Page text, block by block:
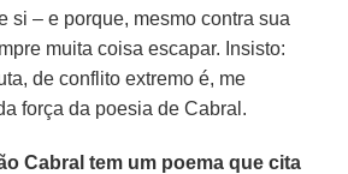
si – e porque, mesmo contra sua
muita coisa escapar. Insisto:
de conflito extremo é, me
força da poesia de Cabral.
Cabral tem um poema que cita